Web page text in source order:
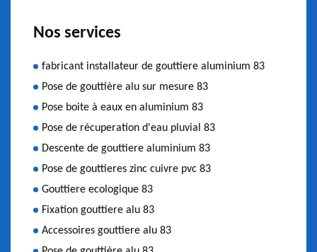
Nos services
fabricant installateur de gouttiere aluminium 83
Pose de gouttière alu sur mesure 83
Pose boite à eaux en aluminium 83
Pose de récuperation d'eau pluvial 83
Descente de gouttiere aluminium 83
Pose de gouttieres zinc cuivre pvc 83
Gouttiere ecologique 83
Fixation gouttiere alu 83
Accessoires gouttiere alu 83